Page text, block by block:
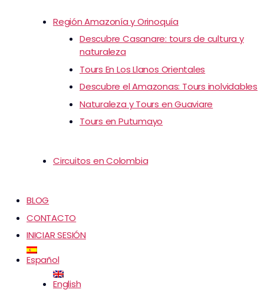
Región Amazonía y Orinoquía
Descubre Casanare: tours de cultura y
naturaleza
Tours En Los Llanos Orientales
Descubre el Amazonas: Tours inolvidables
Naturaleza y Tours en Guaviare
Tours en Putumayo
Circuitos en Colombia
BLOG
CONTACTO
INICIAR SESIÓN
Español
English